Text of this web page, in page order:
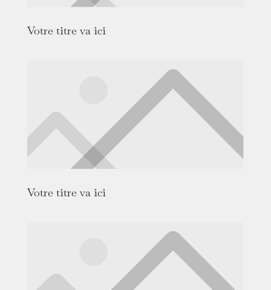
Votre titre va ici
Votre titre va ici